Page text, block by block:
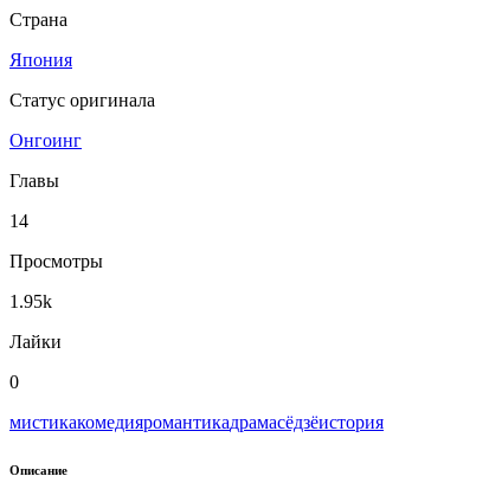
Страна
Япония
Статус оригинала
Онгоинг
Главы
14
Просмотры
1.95k
Лайки
0
мистикакомедияромантикадрамасёдзёистория
Описание